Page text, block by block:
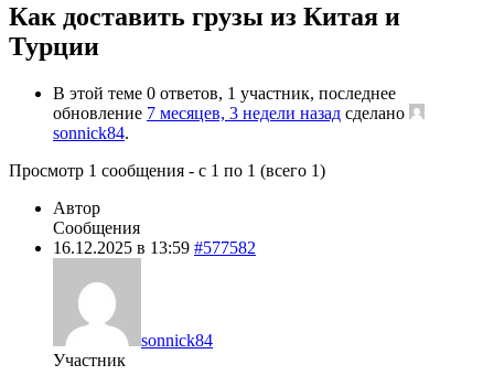
Как доставить грузы из Китая и
Турции
В этой теме 0 ответов, 1 участник, последнее
обновление 7 месяцев, 3 недели назад сделано
sonnick84.
Просмотр 1 сообщения - с 1 по 1 (всего 1)
Автор
Сообщения
16.12.2025 в 13:59 #577582
sonnick84
Участник